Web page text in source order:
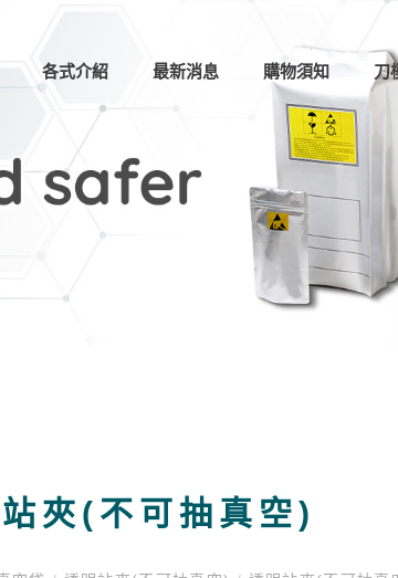
各式介紹 最新消息 購物須知 刀
夾(不可抽真空)